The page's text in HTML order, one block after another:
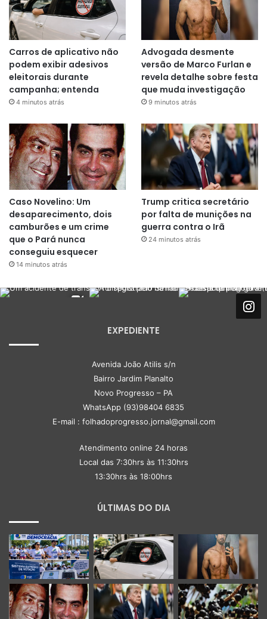
Carros de aplicativo não
podem exibir adesivos
eleitorais durante
campanha; entenda
4 minutos atrás
Advogada desmente
versão de Marco Furlan e
revela detalhe sobre festa
que muda investigação
9 minutos atrás
Caso Novelino: Um
desaparecimento, dois
camburões e um crime
que o Pará nunca
conseguiu esquecer
14 minutos atrás
Trump critica secretário
por falta de munições na
guerra contra o Irã
24 minutos atrás
EXPEDIENTE
Avenida João Atilis s/n
Bairro Jardim Planalto
Novo Progresso – PA
WhatsApp (93)98404 6835
E-mail : folhadoprogresso.jornal@gmail.com
Atendimento online 24 horas
Local das 7:30hrs às 11:30hrs
13:30hrs às 18:00hrs
ÚLTIMAS DO DIA